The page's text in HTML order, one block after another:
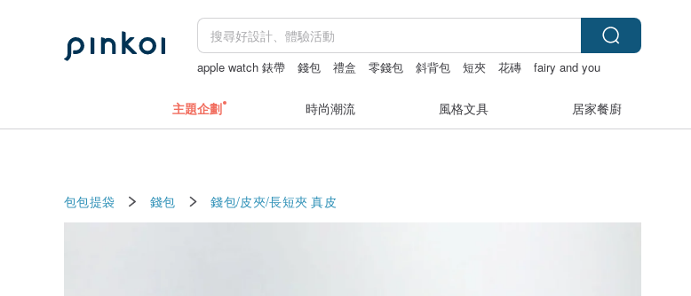
apple watch 錶帶 錢包 禮盒 零錢包 斜背包 短夾 花磚 fairy and you
主題企劃 時尚潮流 風格文具 居家餐廚
包包提袋 錢包 錢包/皮夾/長短夾 真皮